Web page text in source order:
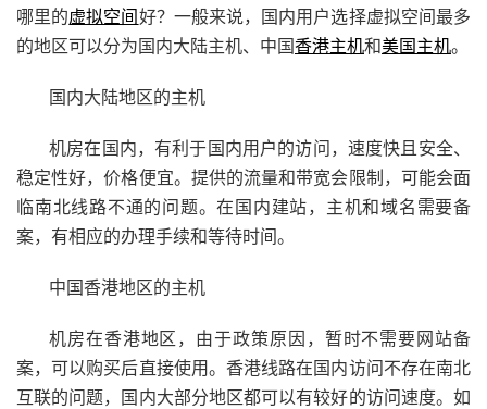
哪里的虚拟空间好？一般来说，国内用户选择虚拟空间最多
的地区可以分为国内大陆主机、中国香港主机和美国主机。
国内大陆地区的主机
机房在国内，有利于国内用户的访问，速度快且安全、
稳定性好，价格便宜。提供的流量和带宽会限制，可能会面
临南北线路不通的问题。在国内建站，主机和域名需要备
案，有相应的办理手续和等待时间。
中国香港地区的主机
机房在香港地区，由于政策原因，暂时不需要网站备
案，可以购买后直接使用。香港线路在国内访问不存在南北
互联的问题，国内大部分地区都可以有较好的访问速度。如